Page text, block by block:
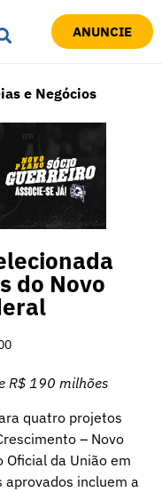
ANUNCIE
e Negócios
do Novo
R$ 190 milhões
quatro projetos
– Novo
Oficial da União em
aprovados incluem a